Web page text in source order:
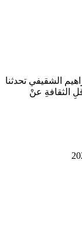
الشقيفي تحدثنا
الثقافةِ عنْ